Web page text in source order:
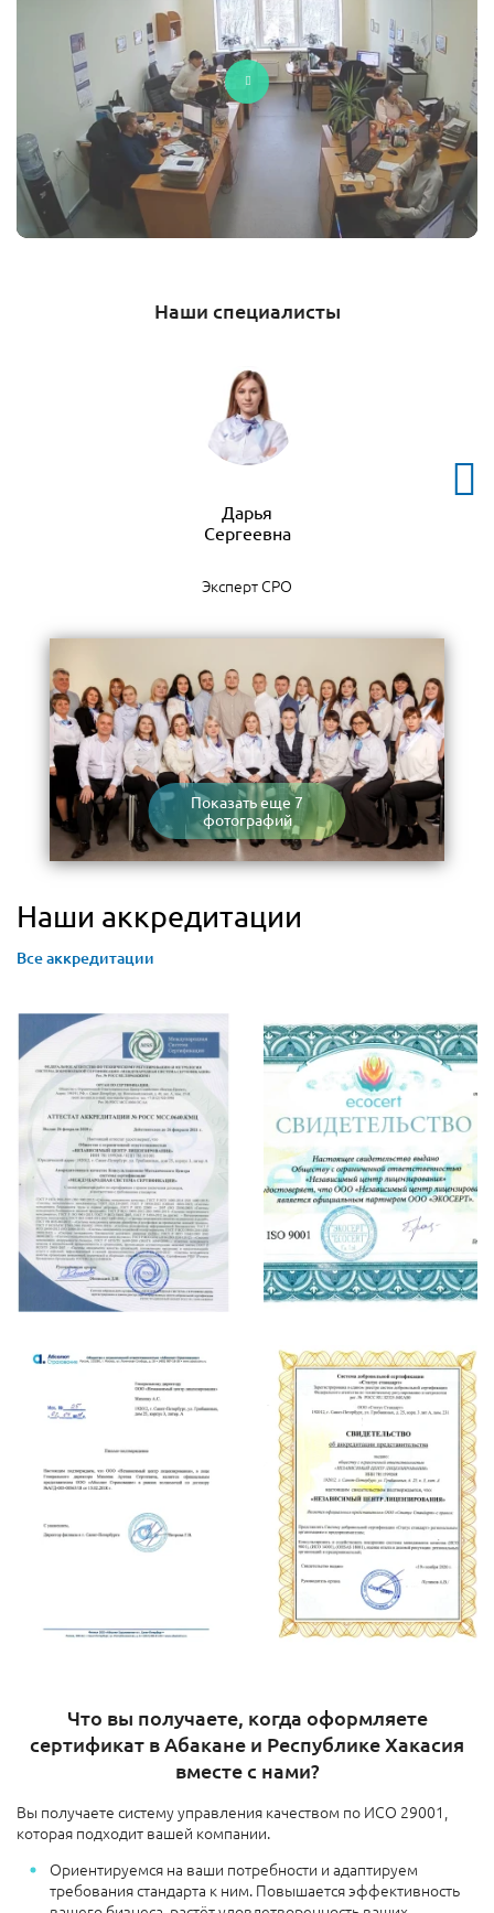
Наши специалисты
Дарья
Сергеевна
Эксперт СРО
Показать еще 7
фотографий
Наши аккредитации
Все аккредитации
Что вы получаете, когда оформляете
сертификат в Абакане и Республике Хакасия
вместе с нами?
Вы получаете систему управления качеством по ИСО 29001,
которая подходит вашей компании.
Ориентируемся на ваши потребности и адаптируем
требования стандарта к ним. Повышается эффективность